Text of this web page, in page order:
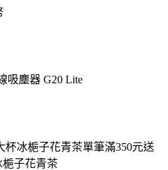
吸塵器 G20 Lite
杯冰梔子花青茶單筆滿350元送
梔子花青茶